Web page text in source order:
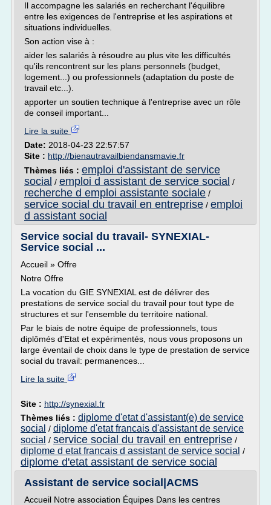
Il accompagne les salariés en recherchant l'équilibre
entre les exigences de l'entreprise et les aspirations et
situations individuelles.
Son action vise à :
aider les salariés à résoudre au plus vite les difficultés
qu'ils rencontrent sur les plans personnels (budget,
logement...) ou professionnels (adaptation du poste de
travail etc...).
apporter un soutien technique à l'entreprise avec un rôle
de conseil important...
Lire la suite
Date: 2018-04-23 22:57:57
Site : http://bienautravailbiendansmavie.fr
Thèmes liés : emploi d'assistant de service
social / emploi d assistant de service social /
recherche d emploi assistante sociale /
service social du travail en entreprise / emploi
d assistant social
Service social du travail- SYNEXIAL-
Service social ...
Accueil » Offre
Notre Offre
La vocation du GIE SYNEXIAL est de délivrer des
prestations de service social du travail pour tout type de
structures et sur l'ensemble du territoire national.
Par le biais de notre équipe de professionnels, tous
diplômés d'Etat et expérimentés, nous vous proposons un
large éventail de choix dans le type de prestation de service
social du travail: permanences...
Lire la suite
Site : http://synexial.fr
Thèmes liés : diplome d'etat d'assistant(e) de service
social / diplome d'etat francais d'assistant de service
social / service social du travail en entreprise /
diplome d etat francais d assistant de service social /
diplome d'etat assistant de service social
Assistant de service social|ACMS
Accueil Notre association Équipes Dans les centres